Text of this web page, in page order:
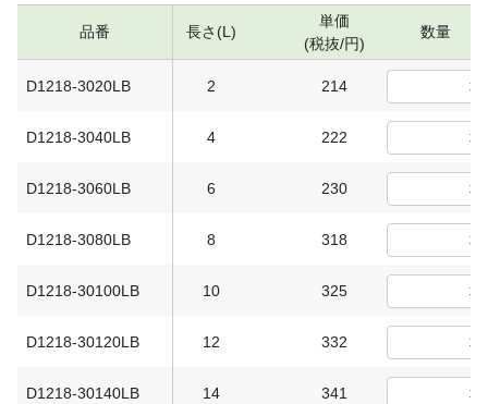
品番 長さ(L)
単価
(税抜/円)
数量
D1218-3020LB 2 214
D1218-3040LB 4 222
D1218-3060LB 6 230
D1218-3080LB 8 318
D1218-30100LB 10 325
D1218-30120LB 12 332
D1218-30140LB 14 341